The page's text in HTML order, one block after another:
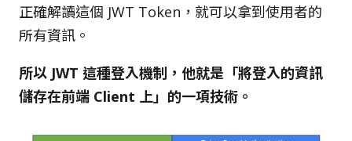
正確解讀這個 JWT Token，就可以拿到使用者的
所有資訊。
所以 JWT 這種登入機制，他就是「將登入的資訊
儲存在前端 Client 上」的一項技術。